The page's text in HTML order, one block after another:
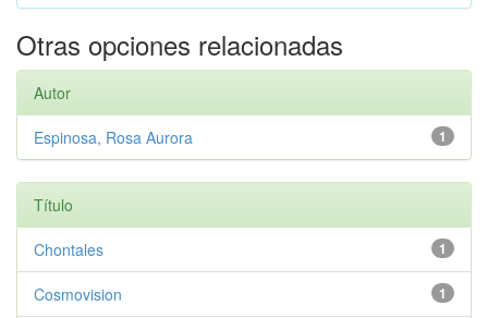
Otras opciones relacionadas
Autor
1
Espinosa, Rosa Aurora
Título
1
Chontales
1
Cosmovision